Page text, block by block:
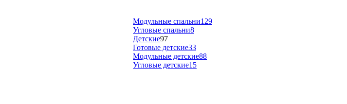
Модульные спальни129
Угловые спальни8
Детские97
Готовые детские33
Модульные детские88
Угловые детские15